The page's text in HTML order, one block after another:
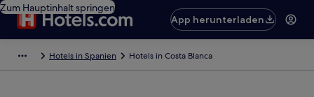
Zum Hauptinhalt springen
App herunterladen
Hotels in Spanien Hotels in Costa Blanca